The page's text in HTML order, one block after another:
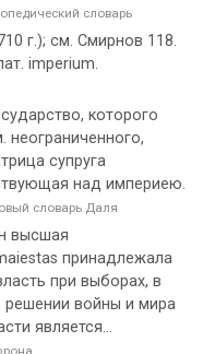
словарь
г.); см. Смирнов 118.
imperium.
которого
неограниченного,
супруга
над империею.
словарь Даля
высшая
принадлежала
при выборах, в
решении войны и мира
является...